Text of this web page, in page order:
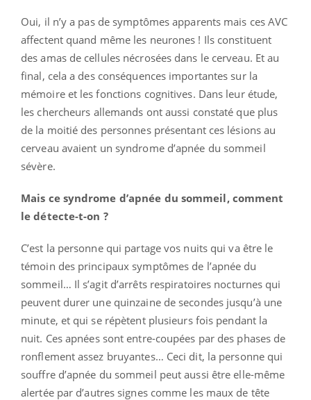
Oui, il n’y a pas de symptômes apparents mais ces AVC
affectent quand même les neurones ! Ils constituent
des amas de cellules nécrosées dans le cerveau. Et au
final, cela a des conséquences importantes sur la
mémoire et les fonctions cognitives. Dans leur étude,
les chercheurs allemands ont aussi constaté que plus
de la moitié des personnes présentant ces lésions au
cerveau avaient un syndrome d’apnée du sommeil
sévère.
Mais ce syndrome d’apnée du sommeil, comment
le détecte-t-on ?
C’est la personne qui partage vos nuits qui va être le
témoin des principaux symptômes de l’apnée du
sommeil… Il s’agit d’arrêts respiratoires nocturnes qui
peuvent durer une quinzaine de secondes jusqu’à une
minute, et qui se répètent plusieurs fois pendant la
nuit. Ces apnées sont entre-coupées par des phases de
ronflement assez bruyantes… Ceci dit, la personne qui
souffre d’apnée du sommeil peut aussi être elle-même
alertée par d’autres signes comme les maux de tête